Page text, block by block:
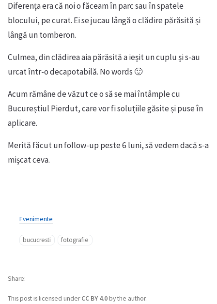
Diferența era că noi o făceam în parc sau în spatele
blocului, pe curat. Ei se jucau lângă o clădire părăsită și
lângă un tomberon.
Culmea, din clădirea aia părăsită a ieșit un cuplu și s-au
urcat într-o decapotabilă. No words 🙂
Acum rămâne de văzut ce o să se mai întâmple cu
Bucureștiul Pierdut, care vor fi soluțiile găsite și puse în
aplicare.
Merită făcut un follow-up peste 6 luni, să vedem dacă s-a
mișcat ceva.
Evenimente
bucucresti fotografie
This post is licensed underCC BY 4.0by the author.
Share